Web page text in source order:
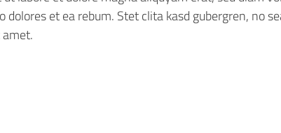
dolores et ea rebum. Stet clita kasd gubergren, no